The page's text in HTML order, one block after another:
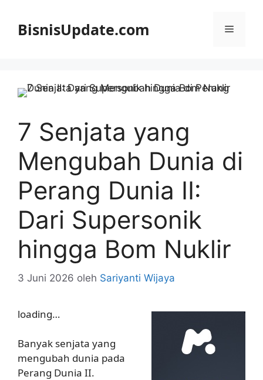
BisnisUpdate.com Menu
7 Senjata yang
Mengubah Dunia di
Perang Dunia II:
Dari Supersonik
hingga Bom Nuklir
3 Juni 2026 oleh Sariyanti Wijaya
loading…
Banyak senjata yang
mengubah dunia pada
Perang Dunia II.